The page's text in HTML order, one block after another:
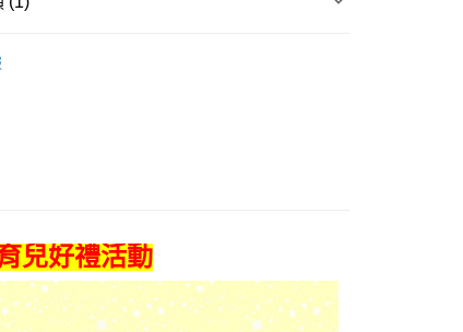
NT$1,500(含以上)免運費
兒好禮活動